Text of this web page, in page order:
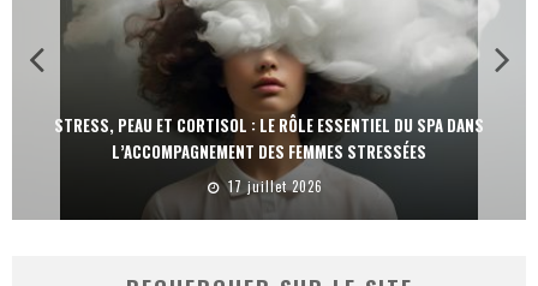
POURQUOI LA TENDANCE DU NEUROWELLNESS EST INCONTOURNABLE
POUR LE SPA ?
13 juillet 2026